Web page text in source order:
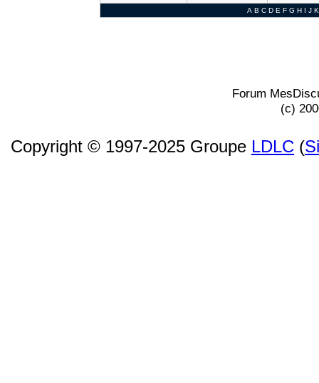
A B C D E F G H I J K
Forum
(c)
Copyright © 1997-2025 Groupe LDLC (